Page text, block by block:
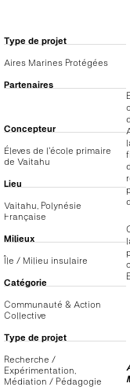
Type de projet
Aires Marines Protégées
Partenaires
Concepteur
Éleves de l'école primaire
de Vaitahu
Lieu
Vaitahu, Polynésie
Française
Milieux
Île / Milieu insulaire
Catégorie
Communauté & Action
Collective
Type de projet
Recherche /
Expérimentation,
Médiation / Pédagogie